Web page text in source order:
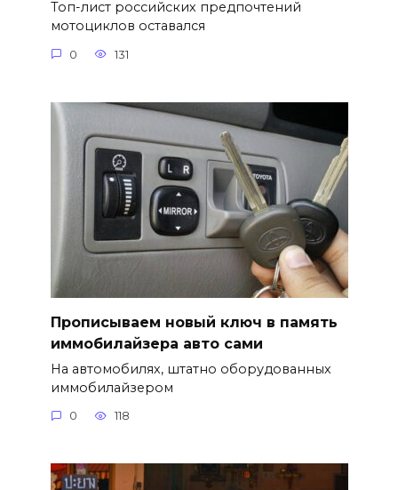
Топ-лист российских предпочтений
мотоциклов оставался
0 131
Прописываем новый ключ в память
иммобилайзера авто сами
На автомобилях, штатно оборудованных
иммобилайзером
0 118